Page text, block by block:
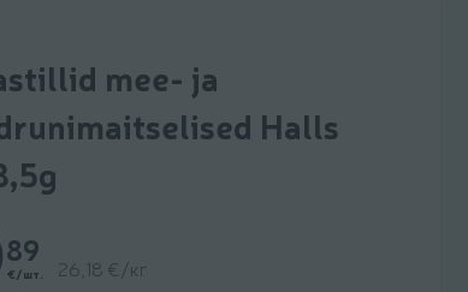
mee- ja
Halls
89
€/шт. 26,18 €/кг